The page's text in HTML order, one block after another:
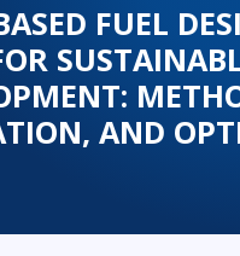
FUEL
AND